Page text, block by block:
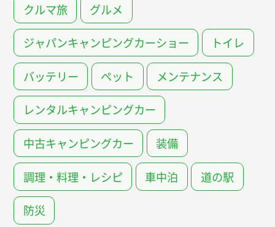
クルマ旅 グルメ
ジャパンキャンピングカーショー トイレ
バッテリー ペット メンテナンス
レンタルキャンピングカー
中古キャンピングカー 装備
調理・料理・レシピ 車中泊 道の駅
防災